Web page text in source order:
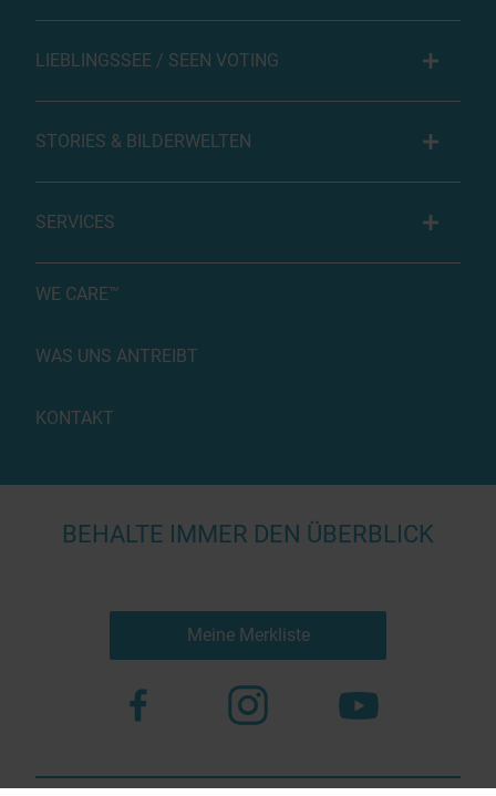
LIEBLINGSSEE / SEEN VOTING
STORIES & BILDERWELTEN
SERVICES
WE CARE™
WAS UNS ANTREIBT
KONTAKT
BEHALTE IMMER DEN ÜBERBLICK
Meine Merkliste